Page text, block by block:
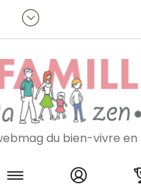
Je m'inscris à la
du bien-vivre
Skip to content
des cookies